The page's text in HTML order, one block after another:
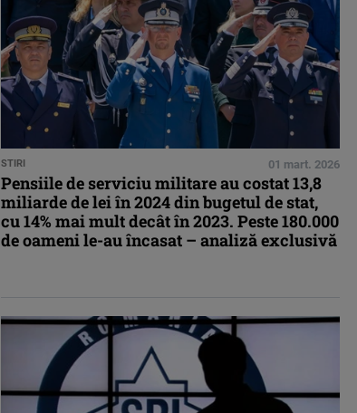
STIRI 01 mart. 2026
Pensiile de serviciu militare au costat 13,8
miliarde de lei în 2024 din bugetul de stat,
cu 14% mai mult decât în 2023. Peste 180.000
de oameni le-au încasat – analiză exclusivă